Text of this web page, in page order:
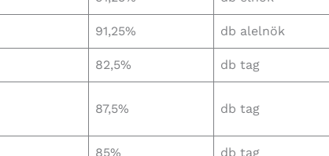
91,25% db alelnök
82,5% db tag
87,5% db tag
85% db tag